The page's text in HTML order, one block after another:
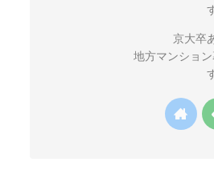
京大卒
地方マンショ